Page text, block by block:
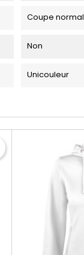
Coupe
Non
Unicouleur